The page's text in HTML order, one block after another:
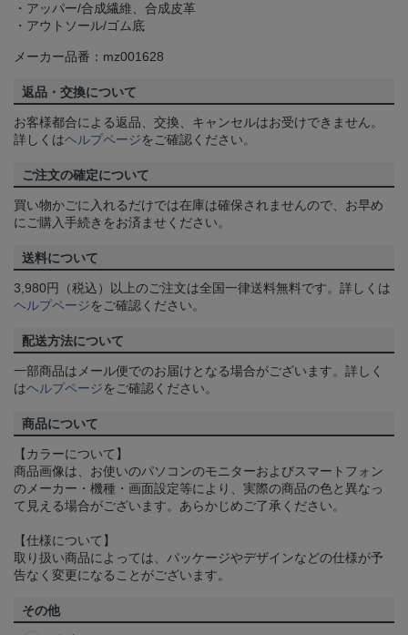
・アッパー/合成繊維、合成皮革
・アウトソール/ゴム底
メーカー品番：mz001628
返品・交換について
お客様都合による返品、交換、キャンセルはお受けできません。
詳しくはヘルプページをご確認ください。
ご注文の確定について
買い物かごに入れるだけでは在庫は確保されませんので、お早め
にご購入手続きをお済ませください。
送料について
3,980円（税込）以上のご注文は全国一律送料無料です。詳しくは
ヘルプページをご確認ください。
配送方法について
一部商品はメール便でのお届けとなる場合がございます。詳しく
はヘルプページをご確認ください。
商品について
【カラーについて】
商品画像は、お使いのパソコンのモニターおよびスマートフォン
のメーカー・機種・画面設定等により、実際の商品の色と異なっ
て見える場合がございます。あらかじめご了承ください。
【仕様について】
取り扱い商品によっては、パッケージやデザインなどの仕様が予
告なく変更になることがございます。
その他